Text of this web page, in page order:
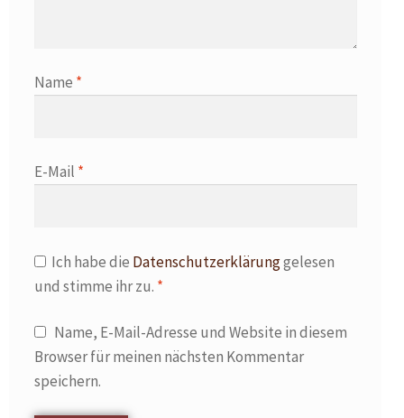
Name *
E-Mail *
Ich habe die Datenschutzerklärunggelesen
und stimme ihr zu. *
Name, E-Mail-Adresse und Website in diesem
Browser für meinen nächsten Kommentar
speichern.